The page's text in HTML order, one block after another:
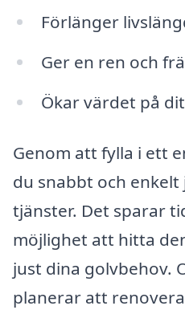
Förlänger
Ger en ren och
Ökar värdet på
Genom att fylla i ett
du snabbt och
tjänster. Det sparar
möjlighet att hitta
just dina golvbehov.
planerar att